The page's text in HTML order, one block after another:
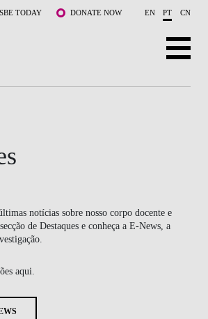
TODAY DONATE NOW EN PT CN
notícias sobre nosso corpo docente e
de Destaques e conheça a E-News, a
aqui.